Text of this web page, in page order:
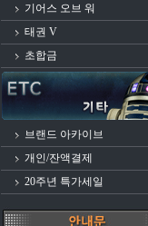
기어스 오브 워
태권 V
초합금
브랜드 아카이브
개인/잔액결제
20주년 특가세일